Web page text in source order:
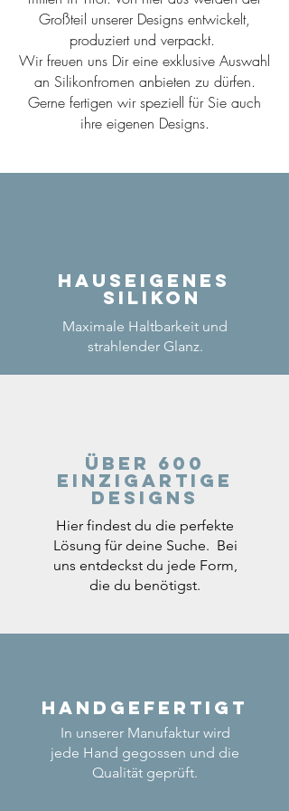
Großteil unserer Designs entwickelt,
produziert und verpackt.
Wir freuen uns Dir eine exklusive Auswahl
an Silikonfromen anbieten zu dürfen.
Gerne fertigen wir speziell für Sie auch
ihre eigenen Designs.
Hauseigenes
Silikon
Maximale Haltbarkeit und
strahlender Glanz.
Über 600
einzigartige
Designs
Hier findest du die perfekte
Lösung für deine Suche. Bei
uns entdeckst du jede Form,
die du benötigst.
Handgefertigt
In unserer Manufaktur wird
jede Hand gegossen und die
Qualität geprüft.